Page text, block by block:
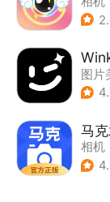
图片
马
相机